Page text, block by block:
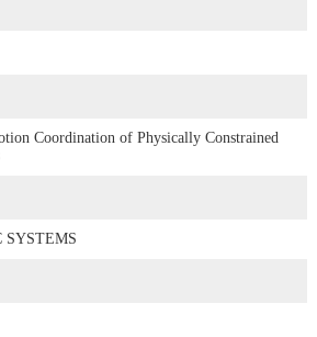
Coordination of Physically Constrained
SYSTEMS